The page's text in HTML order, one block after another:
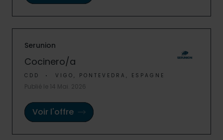
Serunion
Cocinero/a
CDD VIGO, PONTEVEDRA, ESPAGNE
Publié le 14 Mai. 2026
Voir l'offre